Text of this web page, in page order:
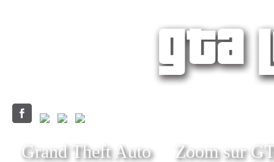
Grand Theft Auto Zoom sur